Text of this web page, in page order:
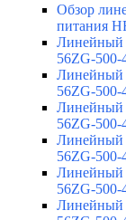
Обзор
питания
Линейный
56ZG-500-
Линейный
56ZG-500-
Линейный
56ZG-500-
Линейный
56ZG-500-
Линейный
56ZG-500-
Линейный